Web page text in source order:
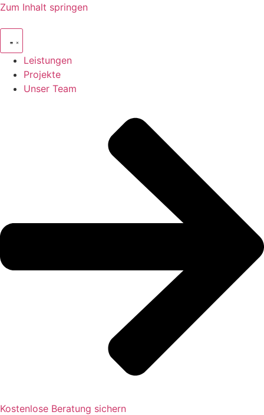
Zum Inhalt springen
Leistungen
Projekte
Unser Team
Kostenlose Beratung sichern